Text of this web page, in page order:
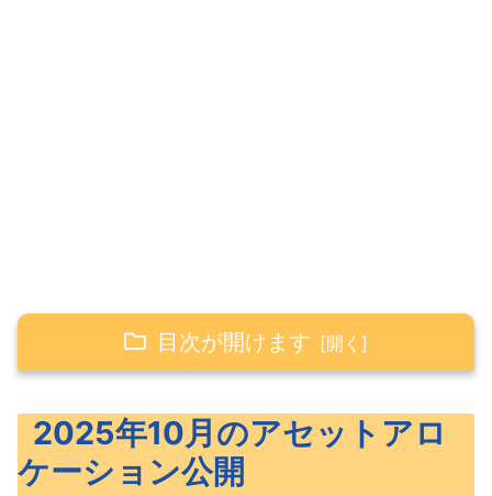
目次が開けます
2025年10月のポートフォリオ公開
2025年10月のアセットアロ
ケーション公開